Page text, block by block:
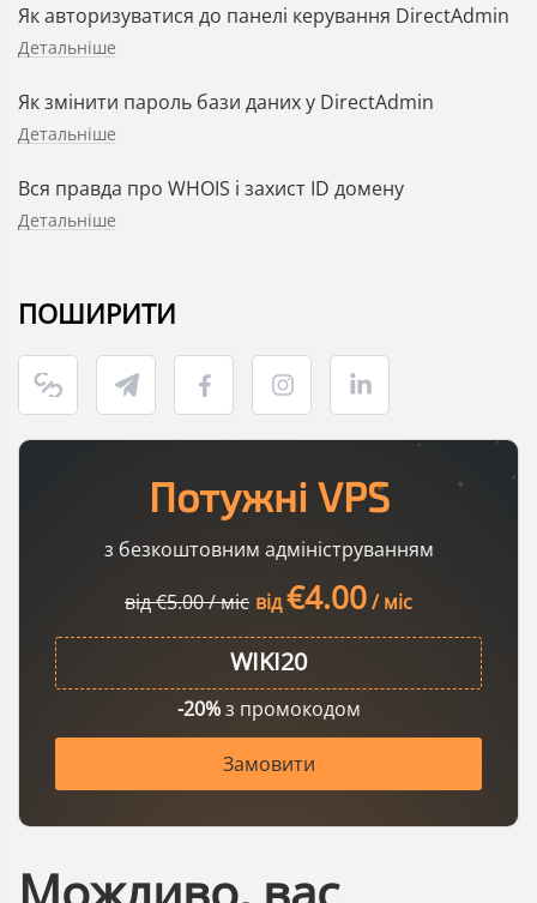
Як авторизуватися до панелі керування DirectAdmin
Детальніше
Як змінити пароль бази даних у DirectAdmin
Детальніше
Вся правда про WHOIS і захист ID домену
Детальніше
ПОШИРИТИ
Потужні VPS
з безкоштовним адмініструванням
від €5.00 / міс від€4.00/ міс
-20%з промокодом
Замовити